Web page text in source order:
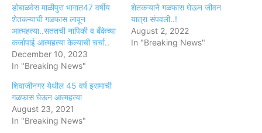
डोबाळवेस माळीपुरा भागात47 वर्षीय
शेतकऱ्याची गळफास लावून
आत्महत्या..सततची नापिकी व बँकेच्या
कर्जापाई आत्महत्या केल्याची चर्चा..
December 10, 2023
In "Breaking News"
शेतकऱ्याने गळफास घेऊन जीवन
यात्रा संपवली..!
August 2, 2022
In "Breaking News"
शिवाजीनगर येथील 45 वर्ष इसमाची
गळफास घेऊन आत्महत्या
August 23, 2021
In "Breaking News"